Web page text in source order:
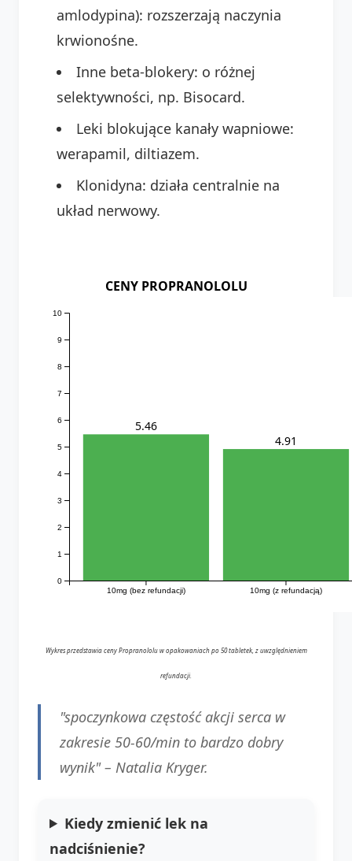
amlodypina): rozszerzają naczynia
krwionośne.
Inne beta-blokery: o różnej
selektywności, np. Bisocard.
Leki blokujące kanały wapniowe:
werapamil, diltiazem.
Klonidyna: działa centralnie na
układ nerwowy.
CENY PROPRANOLOLU
10mg (bez refundacji) 10mg (z refundacją)
0
1
2
3
4
5
6
7
8
9
10
5.46
4.91
Wykres przedstawia ceny Propranololu w opakowaniach po 50 tabletek, z uwzględnieniem
refundacji.
"spoczynkowa częstość akcji serca w
zakresie 50-60/min to bardzo dobry
wynik" – Natalia Kryger.
Kiedy zmienić lek na
nadciśnienie?